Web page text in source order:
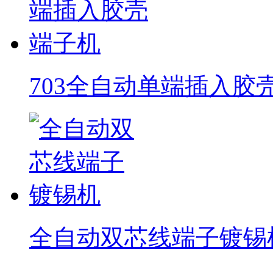
703全自动单端插入胶
全自动双芯线端子镀锡